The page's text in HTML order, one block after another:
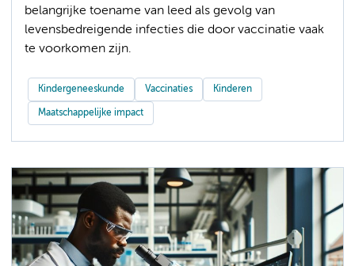
belangrijke toename van leed als gevolg van
levensbedreigende infecties die door vaccinatie vaak
te voorkomen zijn.
Kindergeneeskunde Vaccinaties Kinderen
Maatschappelijke impact